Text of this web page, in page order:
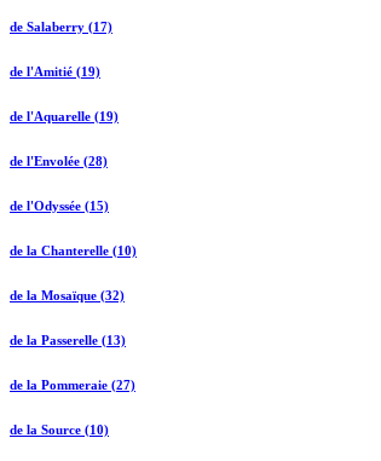
de Salaberry (17)
de l'Amitié (19)
de l'Aquarelle (19)
de l'Envolée (28)
de l'Odyssée (15)
de la Chanterelle (10)
de la Mosaïque (32)
de la Passerelle (13)
de la Pommeraie (27)
de la Source (10)